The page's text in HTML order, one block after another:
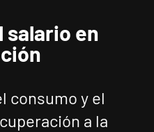
salario en
consumo y el
a la